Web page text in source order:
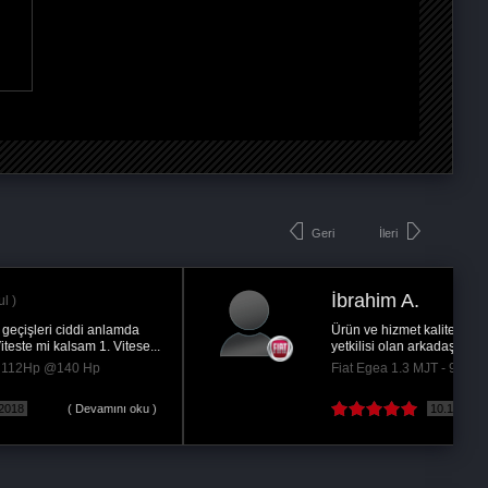
Geri
Ürün ve hizmet kalitenizden ayrıca Kayseri
yetkilisi olan arkadaşların ilgisinde dolayı çok...
Fiat Egea 1.3 MJT - 95Hp @120 Hp
( Devamını oku )
İleri